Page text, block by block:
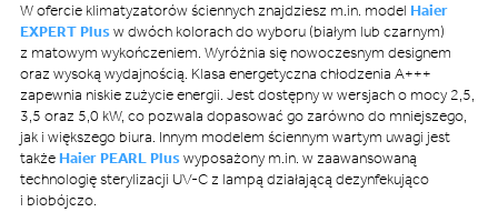
W ofercie klimatyzatorów ściennych znajdziesz m.in. model Haier
EXPERT Plusw dwóch kolorach do wyboru (białym lub czarnym)
z matowym wykończeniem. Wyróżnia się nowoczesnym designem
oraz wysoką wydajnością. Klasa energetyczna chłodzenia A+++
zapewnia niskie zużycie energii. Jest dostępny w wersjach o mocy 2,5,
3,5 oraz 5,0 kW, co pozwala dopasować go zarówno do mniejszego,
jak i większego biura. Innym modelem ściennym wartym uwagi jest
także Haier PEARL Pluswyposażony m.in. w zaawansowaną
technologię sterylizacji UV-C z lampą działającą dezynfekująco
i biobójczo.